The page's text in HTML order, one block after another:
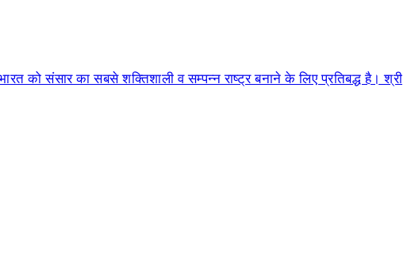
को संसार का सबसे शक्तिशाली व सम्पन्न राष्ट्र बनाने के लिए प्रतिबद्ध है। श्री